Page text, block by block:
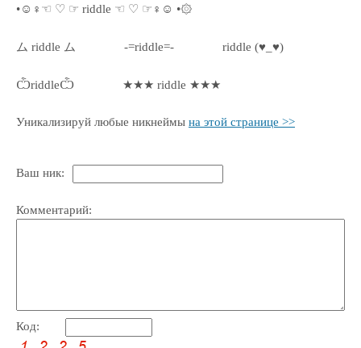
•☺♀☜ ♡ ☞ riddle ☜ ♡ ☞♀☺ •۞
ム riddle ム -=riddle=- riddle (♥_♥)
ѼriddleѼ ★★★ riddle ★★★
Уникализируй любые никнеймы на этой странице >>
Ваш ник:
Комментарий:
Код: